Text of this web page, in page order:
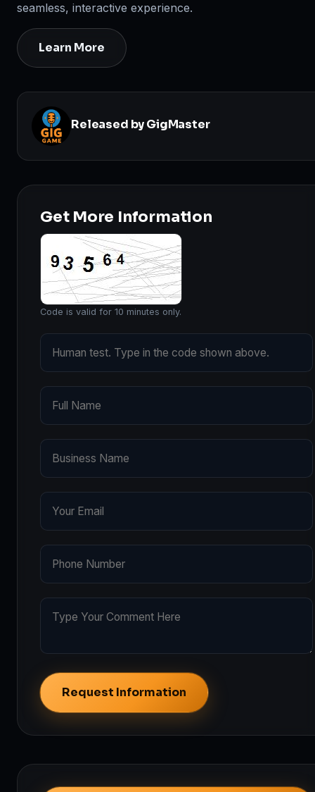
seamless, interactive experience.
Learn More
Released by GigMaster
Get More Information
Code is valid for 10 minutes only.
Request Information